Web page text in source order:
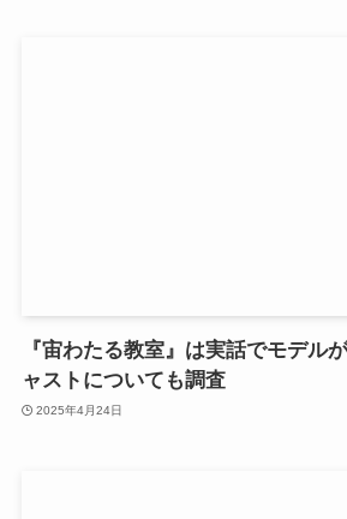
『宙わたる教室』は実話でモデル
ャストについても調査
2025年4月24日